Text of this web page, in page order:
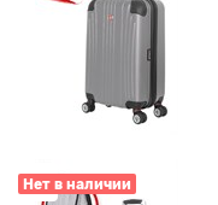
Нет в наличии